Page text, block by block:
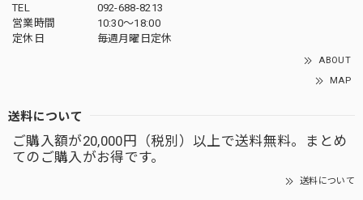
TEL
092-688-8213
営業時間
10:30～18:00
定休日
毎週月曜日定休
ABOUT
MAP
送料について
ご購入額が20,000円（税別）以上で送料無料。まとめ
てのご購入がお得です。
送料について